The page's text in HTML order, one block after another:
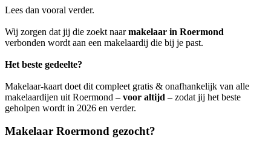
Lees dan vooral verder.
Wij zorgen dat jij die zoekt naarmakelaar in Roermond
verbonden wordt aan een makelaardij die bij je past.
Het beste gedeelte?
Makelaar-kaart doet dit compleet gratis & onafhankelijk van alle
makelaardijen uit Roermond – voor altijd – zodat jij het beste
geholpen wordt in 2026 en verder.
Makelaar Roermond gezocht?